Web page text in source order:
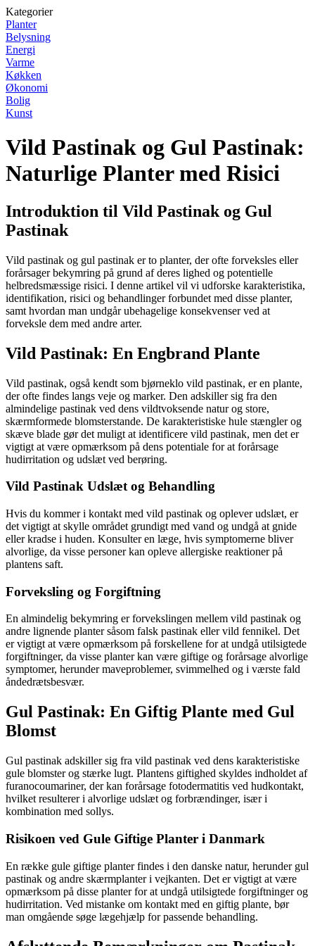
Kategorier
Planter
Belysning
Energi
Varme
Køkken
Økonomi
Bolig
Kunst
Vild Pastinak og Gul Pastinak:
Naturlige Planter med Risici
Introduktion til Vild Pastinak og Gul
Pastinak
Vild pastinak og gul pastinak er to planter, der ofte forveksles eller
forårsager bekymring på grund af deres lighed og potentielle
helbredsmæssige risici. I denne artikel vil vi udforske karakteristika,
identifikation, risici og behandlinger forbundet med disse planter,
samt hvordan man undgår ubehagelige konsekvenser ved at
forveksle dem med andre arter.
Vild Pastinak: En Engbrand Plante
Vild pastinak, også kendt som bjørneklo vild pastinak, er en plante,
der ofte findes langs veje og marker. Den adskiller sig fra den
almindelige pastinak ved dens vildtvoksende natur og store,
skærmformede blomsterstande. De karakteristiske hule stængler og
skæve blade gør det muligt at identificere vild pastinak, men det er
vigtigt at være opmærksom på dens potentiale for at forårsage
hudirritation og udslæt ved berøring.
Vild Pastinak Udslæt og Behandling
Hvis du kommer i kontakt med vild pastinak og oplever udslæt, er
det vigtigt at skylle området grundigt med vand og undgå at gnide
eller kradse i huden. Konsulter en læge, hvis symptomerne bliver
alvorlige, da visse personer kan opleve allergiske reaktioner på
plantens saft.
Forveksling og Forgiftning
En almindelig bekymring er forvekslingen mellem vild pastinak og
andre lignende planter såsom falsk pastinak eller vild fennikel. Det
er vigtigt at være opmærksom på forskellene for at undgå utilsigtede
forgiftninger, da visse planter kan være giftige og forårsage alvorlige
symptomer, herunder maveproblemer, svimmelhed og i værste fald
åndedrætsbesvær.
Gul Pastinak: En Giftig Plante med Gul
Blomst
Gul pastinak adskiller sig fra vild pastinak ved dens karakteristiske
gule blomster og stærke lugt. Plantens giftighed skyldes indholdet af
furanocoumariner, der kan forårsage fotodermatitis ved hudkontakt,
hvilket resulterer i alvorlige udslæt og forbrændinger, især i
kombination med sollys.
Risikoen ved Gule Giftige Planter i Danmark
En række gule giftige planter findes i den danske natur, herunder gul
pastinak og andre skærmplanter i vejkanten. Det er vigtigt at være
opmærksom på disse planter for at undgå utilsigtede forgiftninger og
hudirritation. Ved mistanke om kontakt med en giftig plante, bør
man omgående søge lægehjælp for passende behandling.